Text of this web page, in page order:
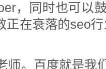
，同时也可以
正在衰落的seo
师。百度就是我